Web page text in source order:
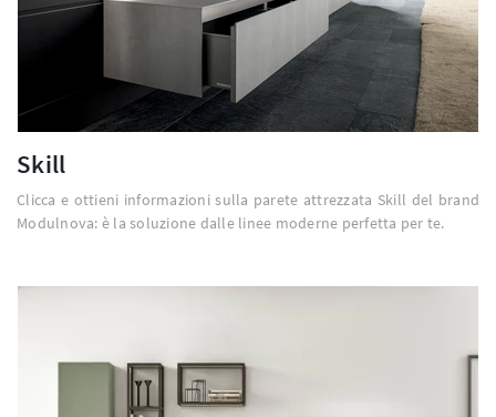
Skill
Clicca e ottieni informazioni sulla parete attrezzata Skill del brand
Modulnova: è la soluzione dalle linee moderne perfetta per te.